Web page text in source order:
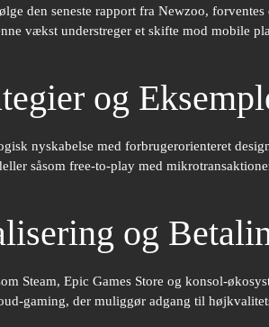
den seneste rapport fra Newzoo,
vækst understreger et skifte mod mobile
og
nyskabelse med forbrugerorienteret
såsom free-to-play med
og
Steam, Epic Games Store og konsol-
gaming, der muliggør adgang til